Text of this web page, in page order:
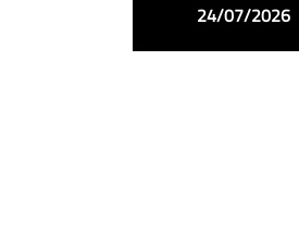
24/07/2026